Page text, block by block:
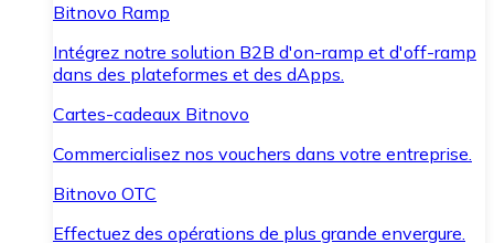
Bitnovo Ramp
Intégrez notre solution B2B d'on-ramp et d'off-ramp
dans des plateformes et des dApps.
Cartes-cadeaux Bitnovo
Commercialisez nos vouchers dans votre entreprise.
Bitnovo OTC
Effectuez des opérations de plus grande envergure.